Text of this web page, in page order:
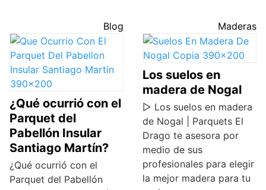
Blog
¿Qué ocurrió con el
Parquet del
Pabellón Insular
Santiago Martín?
¿Qué ocurrió con el
Parquet del Pabellón
Maderas
Los suelos en
madera de Nogal
▷ Los suelos en madera
de Nogal | Parquets El
Drago te asesora por
medio de sus
profesionales para elegir
la mejor madera para tu